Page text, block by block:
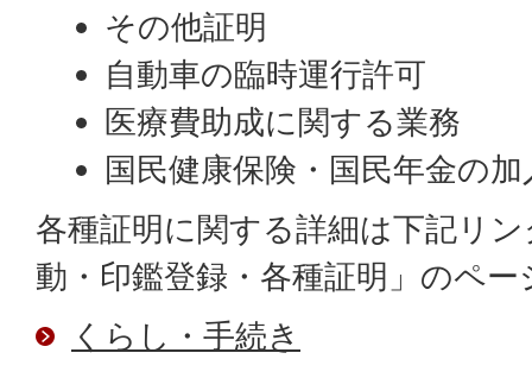
その他証明
自動車の臨時運行許可
医療費助成に関する業務
国民健康保険・国民年金の
各種証明に関する詳細は下記リ
動・印鑑登録・各種証明」のペ
くらし・手続き